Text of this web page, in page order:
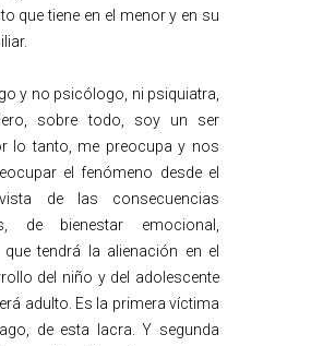
que tiene en el menor y en su
y no psicólogo, ni psiquiatra,
sobre todo, soy un ser
lo tanto, me preocupa y nos
el fenómeno desde el
de las consecuencias
de bienestar emocional,
tendrá la alienación en el
del niño y del adolescente
adulto. Es la primera víctima
de esta lacra. Y segunda